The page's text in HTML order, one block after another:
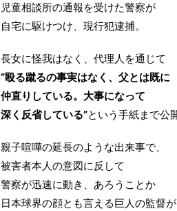
児童相談所の通報を受けた警察が
自宅に駆けつけ、現行犯逮捕。
長女に怪我はなく、代理人を通じて
”殴る蹴るの事実はなく、父とは既に
仲直りしている。大事になって
深く反省している”という手紙まで公
親子喧嘩の延長のような出来事で、
被害者本人の意図に反して
警察が迅速に動き、あろうことか
日本球界の顔とも言える巨人の監督が